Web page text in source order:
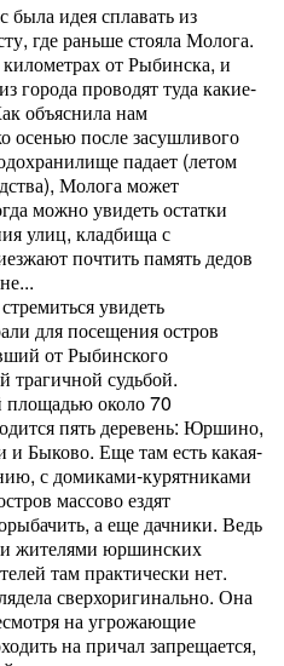
была идея сплавать из
где раньше стояла Молога.
от Рыбинска, и
города проводят туда какие-
объяснила нам
осенью после засушливого
падает (летом
Молога может
можно увидеть остатки
улиц, кладбища с
почтить память дедов
увидеть
для посещения остров
от Рыбинского
трагичной судьбой.
около 70
пять деревень: Юршино,
Быково. Еще там есть какая-
с домиками-курятниками
массово ездят
а еще дачники. Ведь
жителями юршинских
там практически нет.
сверхоригинально. Она
на угрожающие
на причал запрещается,